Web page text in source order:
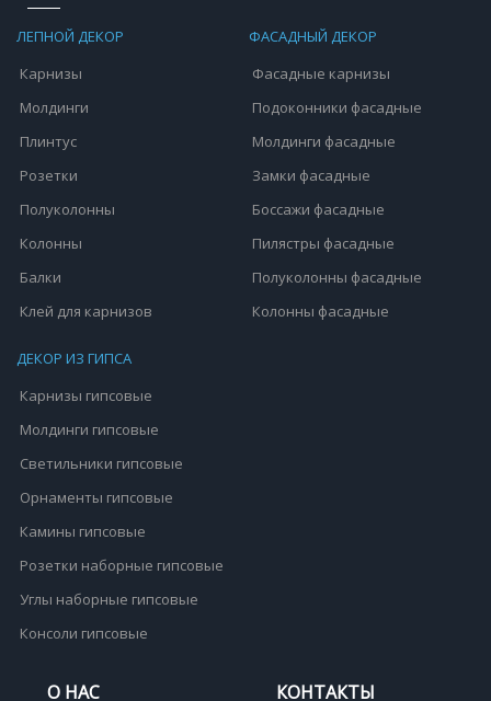
ЛЕПНОЙ ДЕКОР
Карнизы
Молдинги
Плинтус
Розетки
Полуколонны
Колонны
Балки
Клей для карнизов
ФАСАДНЫЙ ДЕКОР
Фасадные карнизы
Подоконники фасадные
Молдинги фасадные
Замки фасадные
Боссажи фасадные
Пилястры фасадные
Полуколонны фасадные
Колонны фасадные
ДЕКОР ИЗ ГИПСА
Карнизы гипсовые
Молдинги гипсовые
Светильники гипсовые
Орнаменты гипсовые
Камины гипсовые
Розетки наборные гипсовые
Углы наборные гипсовые
Консоли гипсовые
О НАС КОНТАКТЫ